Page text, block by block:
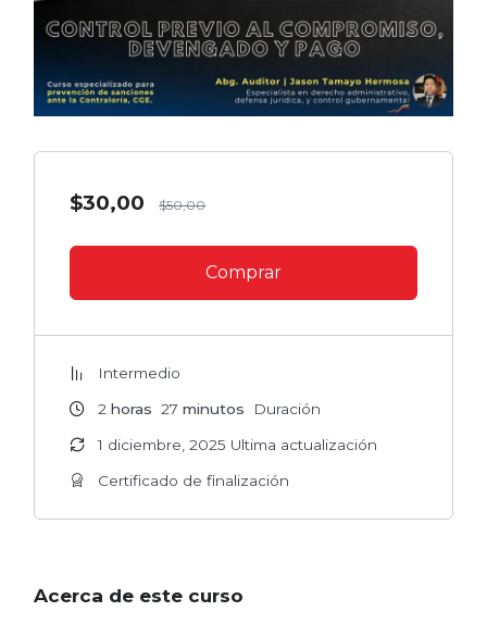
$30,00 $50,00
Comprar
Intermedio
2 horas 27 minutos Duración
1 diciembre, 2025 Ultima actualización
Certificado de finalización
Acerca de este curso